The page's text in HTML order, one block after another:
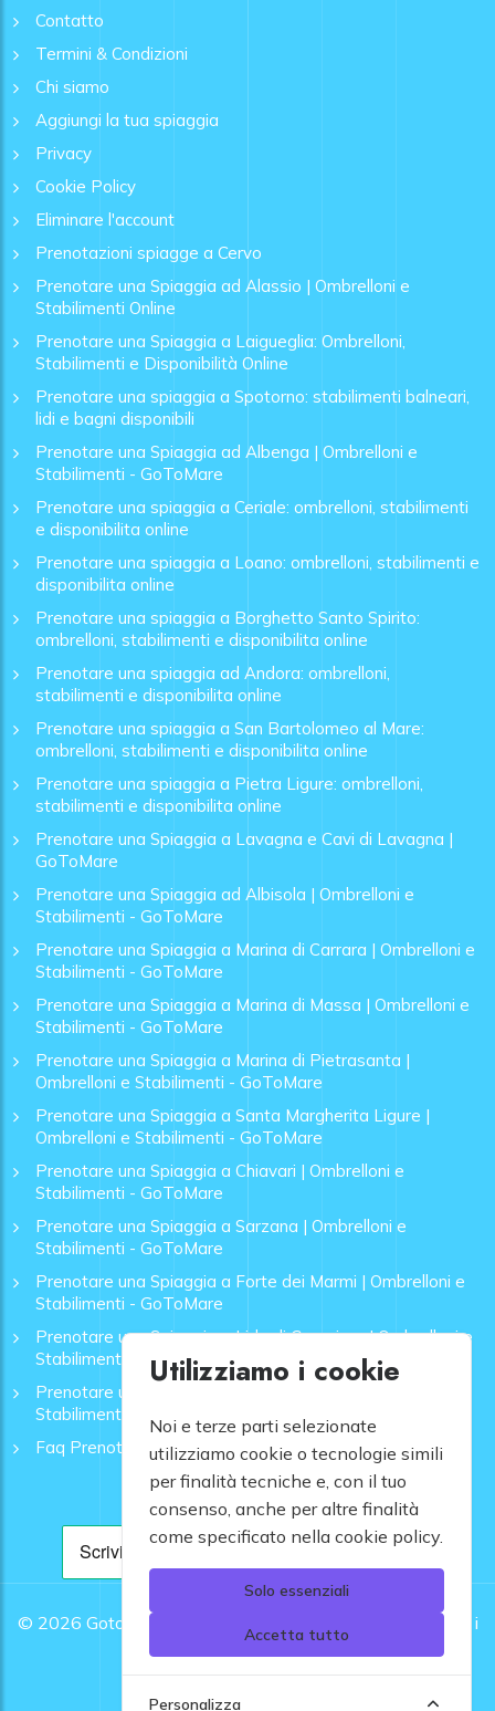
Contatto
Termini & Condizioni
Chi siamo
Aggiungi la tua spiaggia
Privacy
Cookie Policy
Eliminare l'account
Prenotazioni spiagge a Cervo
Prenotare una Spiaggia ad Alassio | Ombrelloni e
Stabilimenti Online
Prenotare una Spiaggia a Laigueglia: Ombrelloni,
Stabilimenti e Disponibilità Online
Prenotare una spiaggia a Spotorno: stabilimenti balneari,
lidi e bagni disponibili
Prenotare una Spiaggia ad Albenga | Ombrelloni e
Stabilimenti - GoToMare
Prenotare una spiaggia a Ceriale: ombrelloni, stabilimenti
e disponibilita online
Prenotare una spiaggia a Loano: ombrelloni, stabilimenti e
disponibilita online
Prenotare una spiaggia a Borghetto Santo Spirito:
ombrelloni, stabilimenti e disponibilita online
Prenotare una spiaggia ad Andora: ombrelloni,
stabilimenti e disponibilita online
Prenotare una spiaggia a San Bartolomeo al Mare:
ombrelloni, stabilimenti e disponibilita online
Prenotare una spiaggia a Pietra Ligure: ombrelloni,
stabilimenti e disponibilita online
Prenotare una Spiaggia a Lavagna e Cavi di Lavagna |
GoToMare
Prenotare una Spiaggia ad Albisola | Ombrelloni e
Stabilimenti - GoToMare
Prenotare una Spiaggia a Marina di Carrara | Ombrelloni e
Stabilimenti - GoToMare
Prenotare una Spiaggia a Marina di Massa | Ombrelloni e
Stabilimenti - GoToMare
Prenotare una Spiaggia a Marina di Pietrasanta |
Ombrelloni e Stabilimenti - GoToMare
Prenotare una Spiaggia a Santa Margherita Ligure |
Ombrelloni e Stabilimenti - GoToMare
Prenotare una Spiaggia a Chiavari | Ombrelloni e
Stabilimenti - GoToMare
Prenotare una Spiaggia a Sarzana | Ombrelloni e
Stabilimenti - GoToMare
Prenotare una Spiaggia a Forte dei Marmi | Ombrelloni e
Stabilimenti - GoToMare
Prenotare una Spiaggia a Lido di Camaiore | Ombrelloni e
Stabilimenti - GoToMare
Prenotare una Spiaggia a Rapallo | Ombrelloni e
Stabilimenti - GoToMare
Faq Prenotazione Spiagge
© 2026 Gotomare srl - Partita IVA 12948810960 .
Tutti i
diritti riservati.
Utilizziamo i cookie
Noi e terze parti selezionate
utilizziamo cookie o tecnologie simili
per finalità tecniche e, con il tuo
consenso, anche per altre finalità
come specificato nella cookie policy.
Solo essenziali
Accetta tutto
Personalizza